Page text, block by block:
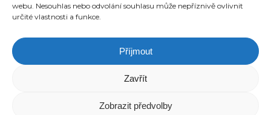
webu. Nesouhlas nebo odvolání souhlasu může nepříznivě ovlivnit
určité vlastnosti a funkce.
Příjmout
Zavřít
Zobrazit předvolby
O NÁS
BLOG NÁVODY
© 2026 eStation.cz | Tvorba www stránek.